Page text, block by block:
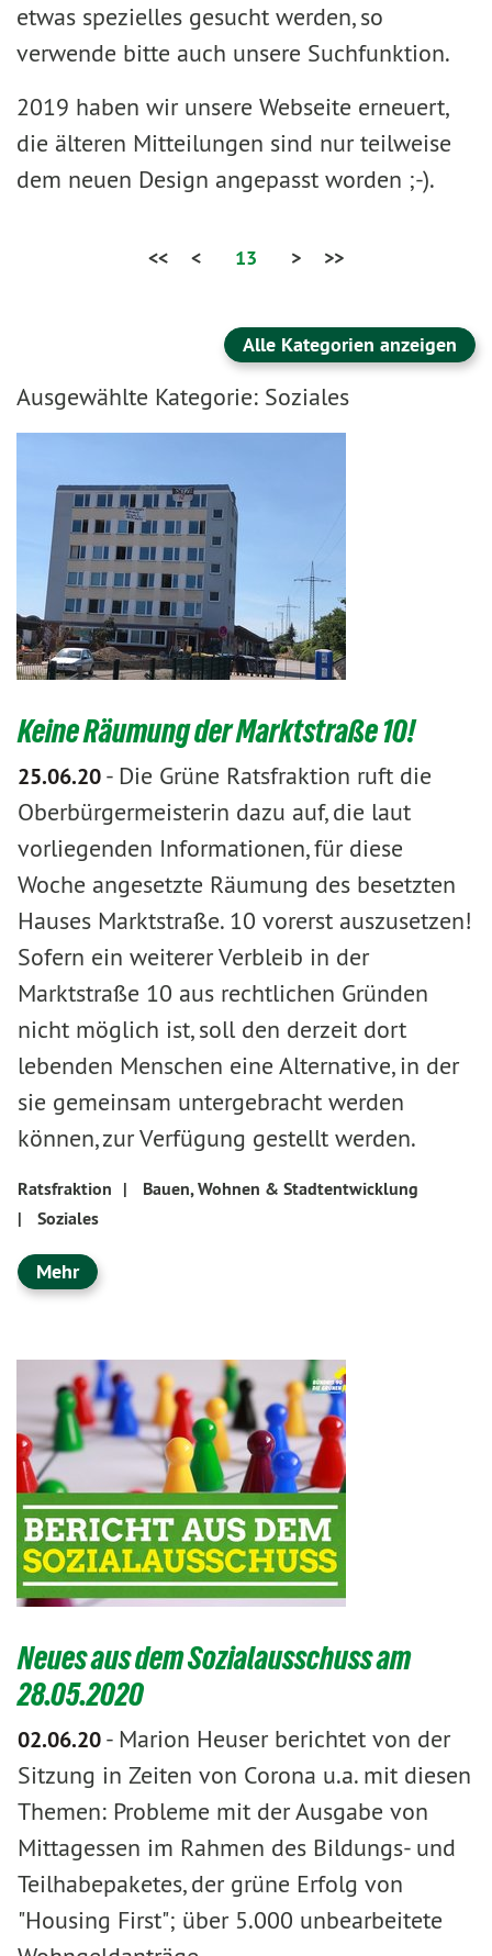
etwas spezielles gesucht werden, so
verwende bitte auch unsere Suchfunktion.
2019 haben wir unsere Webseite erneuert,
die älteren Mitteilungen sind nur teilweise
dem neuen Design angepasst worden ;-).
<< < 13 > >>
Alle Kategorien anzeigen
Ausgewählte Kategorie: Soziales
Keine Räumung der Marktstraße 10!
25.06.20- Die Grüne Ratsfraktion ruft die
Oberbürgermeisterin dazu auf, die laut
vorliegenden Informationen, für diese
Woche angesetzte Räumung des besetzten
Hauses Marktstraße. 10 vorerst auszusetzen!
Sofern ein weiterer Verbleib in der
Marktstraße 10 aus rechtlichen Gründen
nicht möglich ist, soll den derzeit dort
lebenden Menschen eine Alternative, in der
sie gemeinsam untergebracht werden
können, zur Verfügung gestellt werden.
Ratsfraktion |
Bauen, Wohnen & Stadtentwicklung
|
Soziales
Mehr
Neues aus dem Sozialausschuss am
28.05.2020
02.06.20- Marion Heuser berichtet von der
Sitzung in Zeiten von Corona u.a. mit diesen
Themen: Probleme mit der Ausgabe von
Mittagessen im Rahmen des Bildungs- und
Teilhabepaketes, der grüne Erfolg von
"Housing First"; über 5.000 unbearbeitete